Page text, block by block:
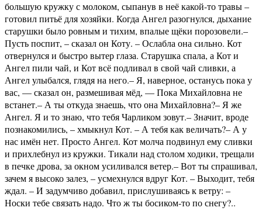
большую кружку с молоком, сыпанув в неё какой-то травы –
готовил питьё для хозяйки. Когда Ангел разогнулся, дыхание
старушки было ровным и тихим, впалые щёки порозовели.–
Пусть поспит, – сказал он Коту. – Ослабла она сильно. Кот
отвернулся и быстро вытер глаза. Старушка спала, а Кот и
Ангел пили чай, и Кот всё подливал в свой чай сливки, а
Ангел улыбался, глядя на него.– Я, наверное, останусь пока у
вас, — сказал он, размешивая мёд, — Пока Михайловна не
встанет.– А ты откуда знаешь, что она Михайловна?– Я же
Ангел. Я и то знаю, что тебя Чарликом зовут.– Значит, вроде
познакомились, – хмыкнул Кот. – А тебя как величать?– А у
нас имён нет. Просто Ангел. Кот молча подвинул ему сливки
и прихлебнул из кружки. Тикали над столом ходики, трещали
в печке дрова, за окном усиливался ветер.– Вот ты спрашивал,
зачем я высоко залез, – усмехнулся вдруг Кот. – Выходит, тебя
ждал. – И задумчиво добавил, прислушиваясь к ветру: –
Носки тебе связать надо. Что ж ты босиком-то по снегу?..